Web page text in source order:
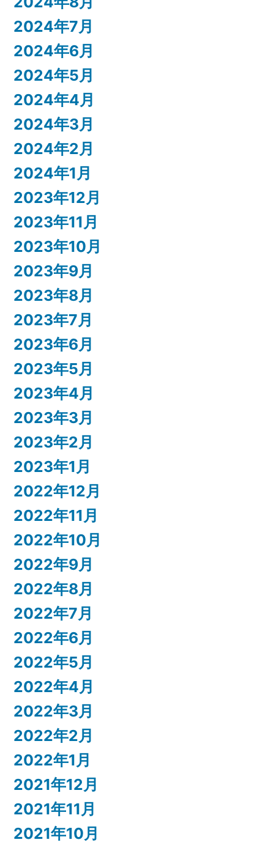
2024年7月
2024年6月
2024年5月
2024年4月
2024年3月
2024年2月
2024年1月
2023年12月
2023年11月
2023年10月
2023年9月
2023年8月
2023年7月
2023年6月
2023年5月
2023年4月
2023年3月
2023年2月
2023年1月
2022年12月
2022年11月
2022年10月
2022年9月
2022年8月
2022年7月
2022年6月
2022年5月
2022年4月
2022年3月
2022年2月
2022年1月
2021年12月
2021年11月
2021年10月